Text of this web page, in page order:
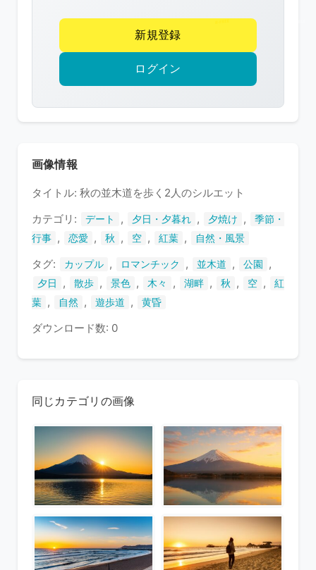
作
権
護
い
ま
す
新規登録
ログイン
画像情報
タイトル: 秋の並木道を歩く2人のシルエット
カテゴリ:
デート , 夕日・夕暮れ , 夕焼け ,
季節・
行事 , 恋愛 , 秋 , 空 , 紅葉 , 自然・風景
タグ: カップル , ロマンチック , 並木道 , 公園 ,
夕日 , 散歩 , 景色 , 木々 , 湖畔 , 秋 , 空 ,
紅
葉 , 自然 , 遊歩道 , 黄昏
ダウンロード数: 0
同じカテゴリの画像